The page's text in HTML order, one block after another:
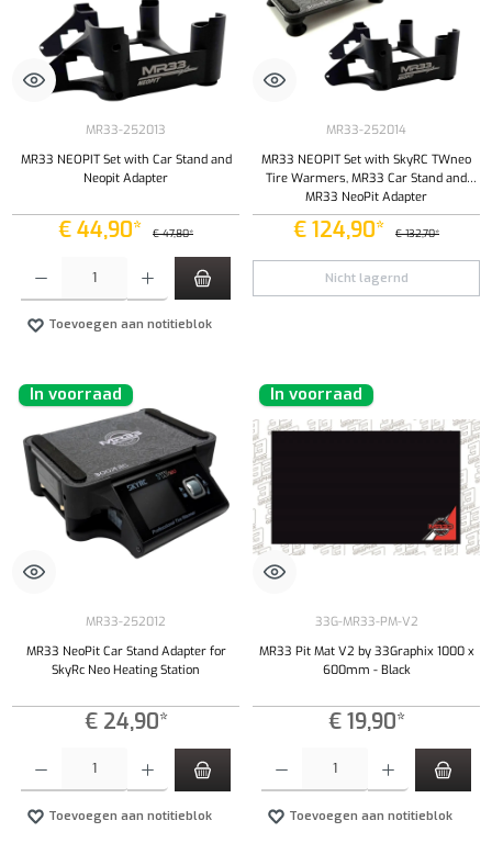
MR33-252013
MR33 NEOPIT Set with Car Stand and
Neopit Adapter
€ 44,90* € 47,80*
Producthoeveelheid: Voer de gewenste hoeveelheid in of gebruik de knoppen om de
Toevoegen aan notitieblok
MR33-252014
MR33 NEOPIT Set with SkyRC TWneo
Tire Warmers, MR33 Car Stand and
MR33 NeoPit Adapter
€ 124,90* € 132,70*
Nicht lagernd
In voorraad
MR33-252012
MR33 NeoPit Car Stand Adapter for
SkyRc Neo Heating Station
€ 24,90*
Toevoegen aan notitieblok
In voorraad
33G-MR33-PM-V2
MR33 Pit Mat V2 by 33Graphix 1000 x
600mm - Black
€ 19,90*
Toevoegen aan notitieblok